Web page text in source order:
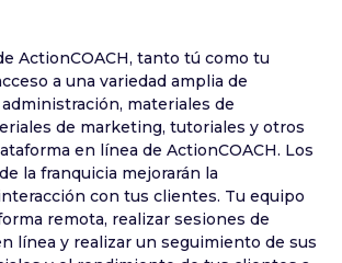
ActionCOACH, tanto tú como tu
a una variedad amplia de
materiales de
de marketing, tutoriales y otros
en línea de ActionCOACH. Los
la franquicia mejorarán la
con tus clientes. Tu equipo
remota, realizar sesiones de
línea y realizar un seguimiento de sus